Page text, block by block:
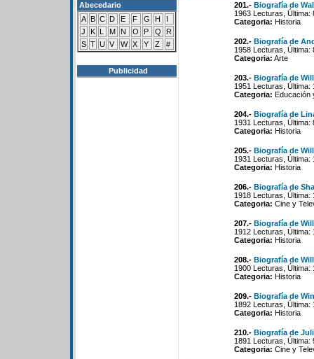
Abecedario
A B C D E F G H
I
J
K L M N O P Q
R
S T U V W X Y Z #
Publicidad
201.- Biografía de
1963 Lecturas,
Categoria: Historia
202.- Biografía de
1958 Lecturas,
Categoria: Arte
203.- Biografía de
1951 Lecturas,
Categoria: Educación
204.- Biografía de
1931 Lecturas,
Categoria: Historia
205.- Biografía de
1931 Lecturas,
Categoria: Historia
206.- Biografía de
1918 Lecturas,
Categoria: Cine y
207.- Biografía de
1912 Lecturas, Última:
Categoria: Historia
208.- Biografía de
1900 Lecturas,
Categoria: Historia
209.- Biografía de
1892 Lecturas, Última:
Categoria: Historia
210.- Biografía de
1891 Lecturas,
Categoria: Cine y